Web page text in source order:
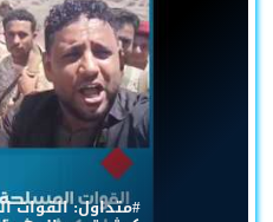
#متداول: القوات